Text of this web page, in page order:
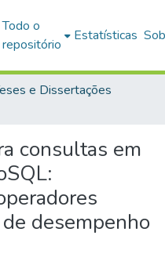
Todo o
repositório
Estatísticas
e Dissertações
consultas em
desempenho